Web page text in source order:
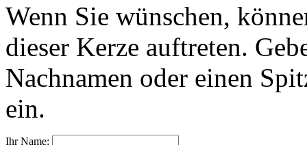
Wenn Sie wünschen,
dieser Kerze auftreten.
Nachnamen oder einen
ein.
Ihr Name: